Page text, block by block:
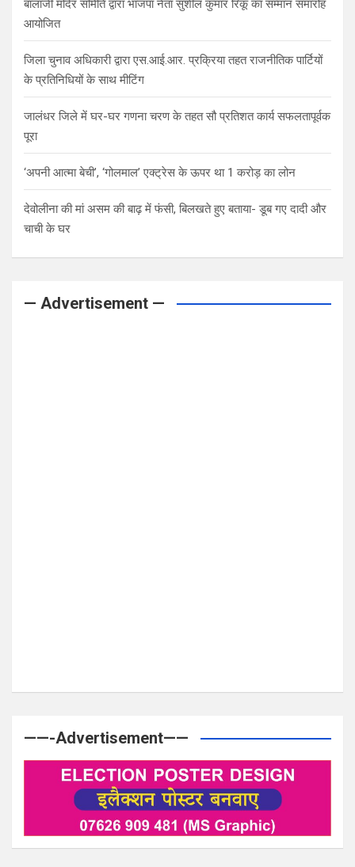
बालाजी मंदिर समिति द्वारा भाजपा नेता सुशील कुमार रिंकू का सम्मान समारोह
आयोजित
जिला चुनाव अधिकारी द्वारा एस.आई.आर. प्रक्रिया तहत राजनीतिक पार्टियों
के प्रतिनिधियों के साथ मीटिंग
जालंधर जिले में घर-घर गणना चरण के तहत सौ प्रतिशत कार्य सफलतापूर्वक
पूरा
‘अपनी आत्मा बेची’, ‘गोलमाल’ एक्ट्रेस के ऊपर था 1 करोड़ का लोन
देवोलीना की मां असम की बाढ़ में फंसी, बिलखते हुए बताया- डूब गए दादी और
चाची के घर
— Advertisement —
——-Advertisement——